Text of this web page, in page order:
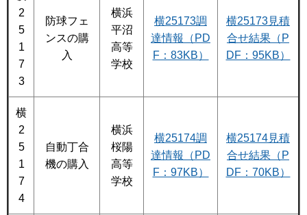
2
5
1
7
3
防球フェ
ンスの購
入
横浜
平沼
高等
学校
横25173調
達情報（PD
F：83KB）
横25173見積
合せ結果（P
DF：95KB）
横
2
5
1
7
4
自動丁合
機の購入
横浜
桜陽
高等
学校
横25174調
達情報（PD
F：97KB）
横25174見積
合せ結果（P
DF：70KB）